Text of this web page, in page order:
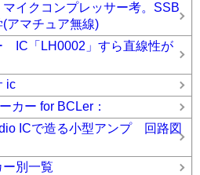
イクコンプレッサー考。SSB
アマチュア無線)
IC「LH0002」すら直線性が
ic
カー for BCLer：
ICで造る小型アンプ 回路図
別一覧